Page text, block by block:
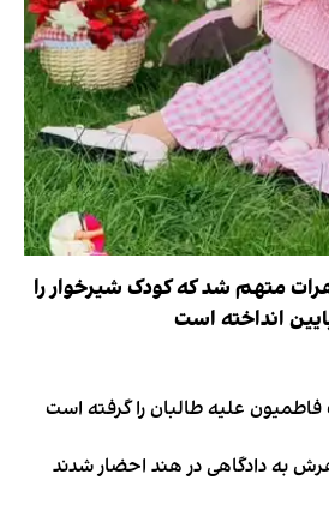
متهم شد که کودک شیرخوار را
انداخته است
فاطمیون علیه طالبان را گرفته است
به دادگاهی در هند احضار شدند